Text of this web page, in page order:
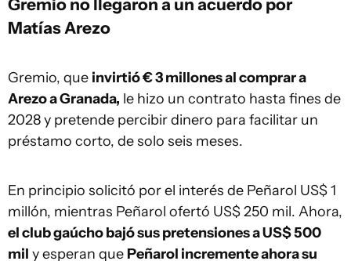
Matías Arezo
Gremio, que invirtió € 3 millones al comprar a
Arezo a Granada, le hizo un contrato hasta fines de
2028 y pretende percibir dinero para facilitar un
préstamo corto, de solo seis meses.
En principio solicitó por el interés de Peñarol US$ 1
millón, mientras Peñarol ofertó US$ 250 mil. Ahora,
el club gaúcho bajó sus pretensiones a US$ 500
mil y esperan que Peñarol incremente ahora su